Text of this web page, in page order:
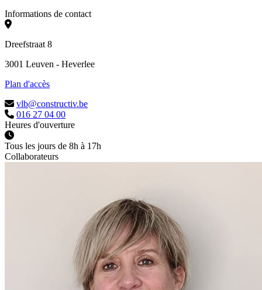
Informations de contact
Dreefstraat 8
3001 Leuven - Heverlee
Plan d'accès
vlb@constructiv.be
016 27 04 00
Heures d'ouverture
Tous les jours de 8h à 17h
Collaborateurs